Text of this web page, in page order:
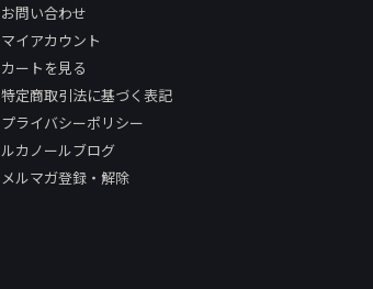
お問い合わせ
マイアカウント
カートを見る
特定商取引法に基づく表記
プライバシーポリシー
ルカノールブログ
メルマガ登録・解除